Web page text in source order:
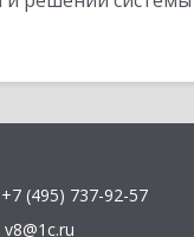
+7 (495) 737-92-57